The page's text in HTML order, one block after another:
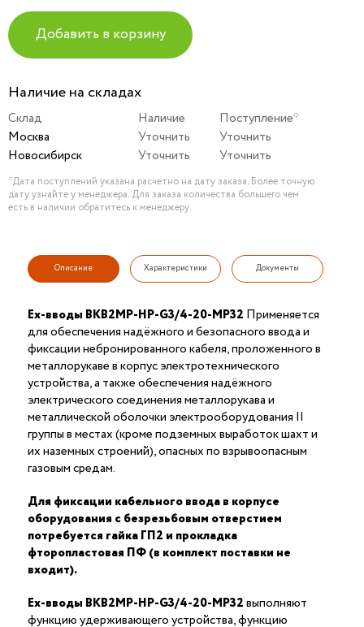
Добавить в корзину
Наличие на складах
Склад Наличие
Поступление*
Москва
Уточнить
Уточнить
Новосибирск
Уточнить Уточнить
*Дата поступлений указана расчетно на дату заказа. Более точную
дату узнайте у менеджера. Для заказа количества большего чем
есть в наличии обратитесь к менеджеру.
Описание Характеристики Документы
Ex-вводы ВКВ2МР-НР-G3/4-20-МР32 Применяется
для обеспечения надёжного и безопасного ввода и
фиксации небронированного кабеля, проложенного в
металлорукаве в корпус электротехнического
устройства, а также обеспечения надёжного
электрического соединения металлорукава и
металлической оболочки электрооборудования II
группы в местах (кроме подземных выработок шахт и
их наземных строений), опасных по взрывоопасным
газовым средам.
Для фиксации кабельного ввода в корпусе
оборудования с безрезьбовым отверстием
потребуется гайка ГП2 и прокладка
фторопластовая ПФ (в комплект поставки не
входит).
Ex-вводы ВКВ2МР-НР-G3/4-20-МР32выполняют
функцию удерживающего устройства, функцию